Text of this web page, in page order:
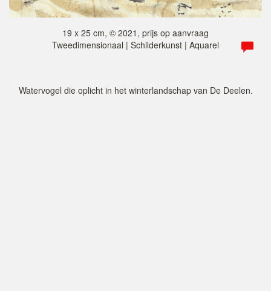
19 x 25 cm, © 2021, prijs op aanvraag
Tweedimensionaal | Schilderkunst | Aquarel
Watervogel die oplicht in het winterlandschap van De Deelen.